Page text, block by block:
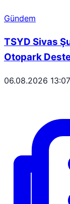
Gündem
TSYD Sivas
Otopark
06.08.2026 13:07